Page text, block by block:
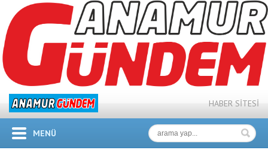
HABER SİTESİ
MENÜ